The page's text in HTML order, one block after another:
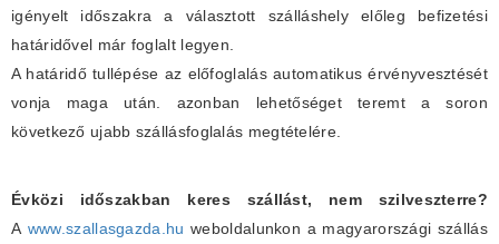
igényelt időszakra a választott szálláshely előleg befizetési
határidővel már foglalt legyen.
A határidő tullépése az előfoglalás automatikus érvényvesztését
vonja maga után. azonban lehetőséget teremt a soron
következő ujabb szállásfoglalás megtételére.
Évközi időszakban keres szállást, nem szilveszterre?
A www.szallasgazda.hu weboldalunkon a magyarországi szállás